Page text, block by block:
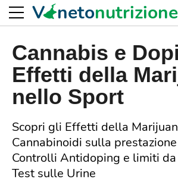
Cannabis e
Effetti della
nello Sport
Scopri gli Effetti della
Cannabinoidi sulla
Controlli Antidoping e limiti
Test sulle Urine
V netonutrizione